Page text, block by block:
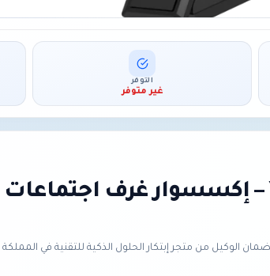
التوفر
غير متوفر